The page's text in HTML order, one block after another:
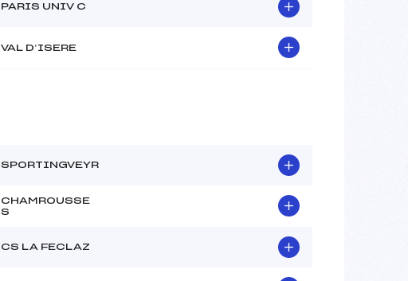
PARIS UNIV C
VAL D’ISERE
SPORTINGVEYR
CHAMROUSSE
S
CS LA FECLAZ